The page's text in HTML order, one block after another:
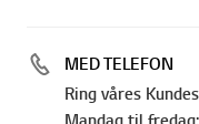
MED TELEFON
Ring våres